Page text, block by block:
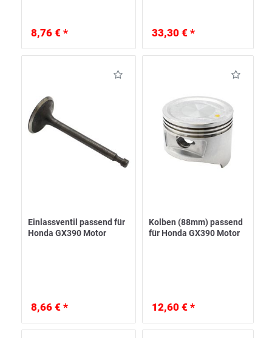
8,76 € * 33,30 € *
Einlassventil passend für
Honda GX390 Motor
8,66 € *
Kolben (88mm) passend
für Honda GX390 Motor
12,60 € *